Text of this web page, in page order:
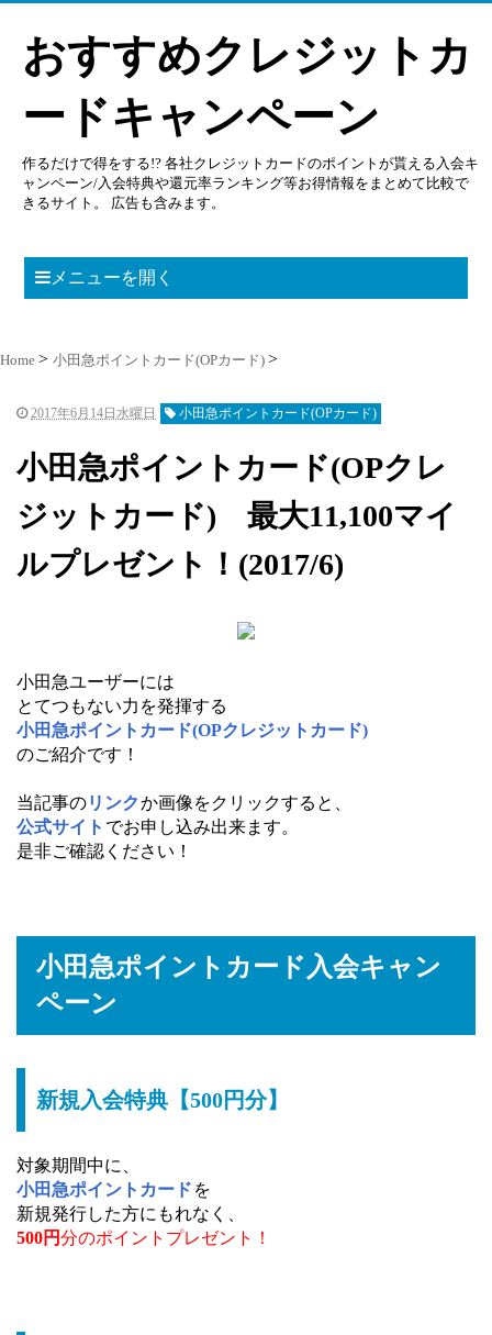
おすすめクレジットカ
ードキャンペーン
作るだけで得をする!? 各社クレジットカードのポイントが貰える入会キ
ャンペーン/入会特典や還元率ランキング等お得情報をまとめて比較で
きるサイト。 広告も含みます。
メニューを開く
Home 小田急ポイントカード(OPカード)
2017年6月14日水曜日 小田急ポイントカード(OPカード)
小田急ポイントカード(OPクレ
ジットカード) 最大11,100マイ
ルプレゼント！(2017/6)
小田急ユーザーには
とてつもない力を発揮する
小田急ポイントカード(OPクレジットカード)
のご紹介です！
当記事のリンクか画像をクリックすると、
公式サイト でお申し込み出来ます。
是非ご確認ください！
小田急ポイントカード入会キャン
ペーン
新規入会特典【500円分】
対象期間中に、
小田急ポイントカード を
新規発行した方にもれなく、
500円分のポイントプレゼント！